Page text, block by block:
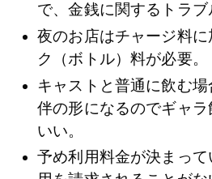
で、金銭に関するトラブ
夜のお店はチャージ料
ク（ボトル）料が必要。
キャストと普通に飲む
伴の形になるのでギャ
いい。
予め利用料金が決まっ